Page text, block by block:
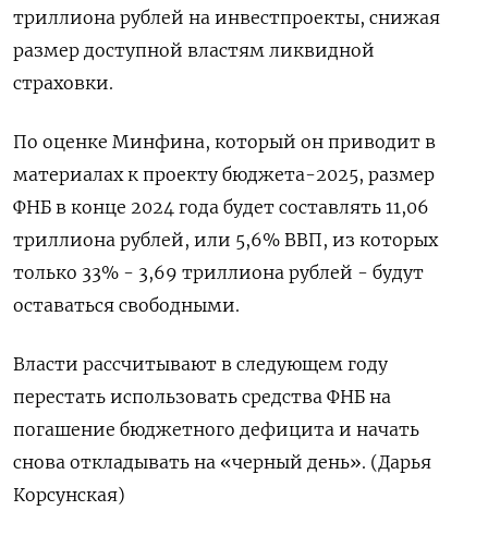
триллиона рублей на инвестпроекты, снижая
размер доступной властям ликвидной
страховки.
По оценке Минфина, который он приводит в
материалах к проекту бюджета-2025, размер
ФНБ в конце 2024 года будет составлять 11,06
триллиона рублей, или 5,6% ВВП, из которых
только 33% - 3,69 триллиона рублей - будут
оставаться свободными.
Власти рассчитывают в следующем году
перестать использовать средства ФНБ на
погашение бюджетного дефицита и начать
снова откладывать на «черный день». (Дарья
Корсунская)